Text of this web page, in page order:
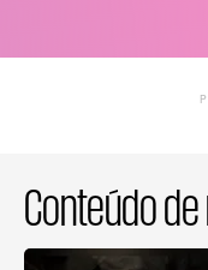
Conteúdo